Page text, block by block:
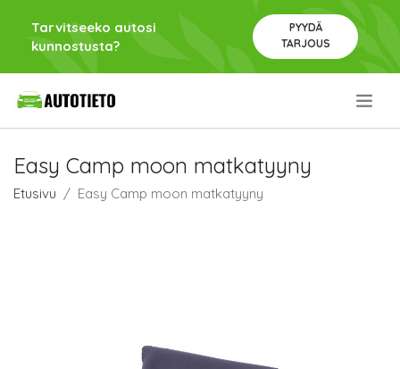
Tarvitseeko autosi
kunnostusta?
PYYDÄ
TARJOUS
Easy Camp moon matkatyyny
Etusivu Easy Camp moon matkatyyny